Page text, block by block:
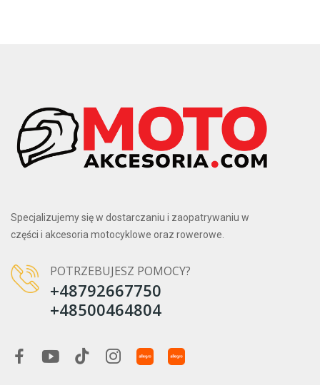
Specjalizujemy się w dostarczaniu i zaopatrywaniu w
części i akcesoria motocyklowe oraz rowerowe.
POTRZEBUJESZ POMOCY?
+48792667750
+48500464804